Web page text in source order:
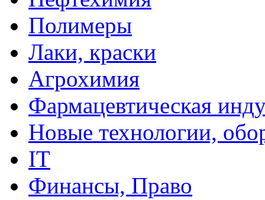
Полимеры
Лаки, краски
Агрохимия
Фармацевтическая
Новые технологии,
IT
Финансы, Право